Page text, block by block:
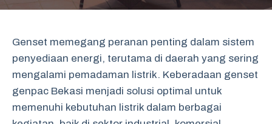
Genset memegang peranan penting dalam sistem
penyediaan energi, terutama di daerah yang sering
mengalami pemadaman listrik. Keberadaan genset
genpac Bekasi menjadi solusi optimal untuk
memenuhi kebutuhan listrik dalam berbagai